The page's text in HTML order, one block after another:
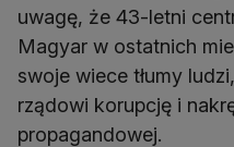
uwagę, że 43-letni
Magyar w ostatnich
swoje wiece tłumy
rządowi korupcję i
propagandowej.